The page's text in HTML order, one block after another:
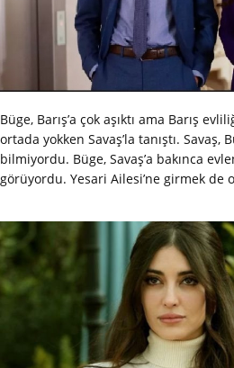
Büge, Barış’a çok aşıktı ama Barış
ortada yokken Savaş’la tanıştı. Savaş,
bilmiyordu. Büge, Savaş’a bakınca
görüyordu. Yesari Ailesi’ne girmek de